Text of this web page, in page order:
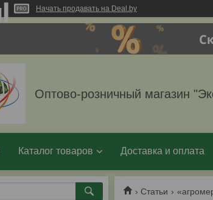
Начать продавать на Deal.by
Оптово-розничный магазин
Каталог товаров Доставка и оплата
Статьи